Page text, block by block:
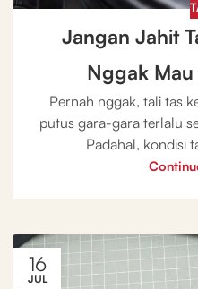
Jangan Jahit
Nggak
Pernah nggak, tali tas
putus gara-gara terlalu
Padahal, kondisi
16
JUL